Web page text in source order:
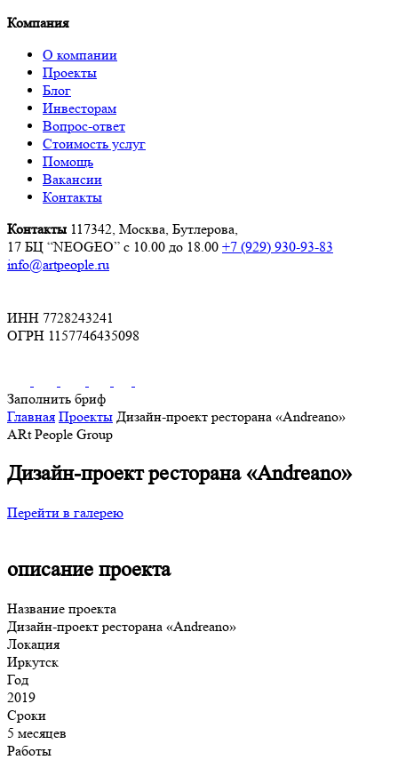
Компания
О компании
Проекты
Блог
Инвесторам
Вопрос-ответ
Стоимость услуг
Помощь
Вакансии
Контакты
Контакты 117342, Москва, Бутлерова,
17 БЦ “NEOGEO” с 10.00 до 18.00 +7 (929) 930-93-83
info@artpeople.ru
ИНН 7728243241
ОГРН 1157746435098
Заполнить бриф
Главная Проекты Дизайн-проект ресторана «Andreano»
ARt People Group
Дизайн-проект ресторана «Andreano»
Перейти в галерею
описание проекта
Название проекта
Дизайн-проект ресторана «Andreano»
Локация
Иркутск
Год
2019
Сроки
5 месяцев
Работы